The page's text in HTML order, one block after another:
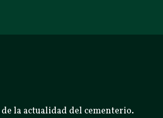
la actualidad del cementerio.